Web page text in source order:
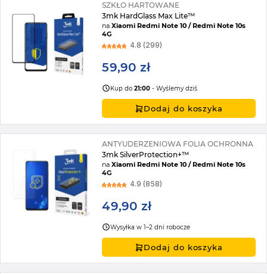
SZKŁO HARTOWANE
3mk HardGlass Max Lite™
naXiaomi Redmi Note 10 / Redmi Note 10s
4G
4.8 (299)
59,90 zł
Kup do21:00 - Wyślemy dziś
Dodaj do koszyka
ANTYUDERZENIOWA FOLIA OCHRONNA
3mk SilverProtection+™
naXiaomi Redmi Note 10 / Redmi Note 10s
4G
4.9 (858)
49,90 zł
Wysyłka w 1–2 dni robocze
Dodaj do koszyka